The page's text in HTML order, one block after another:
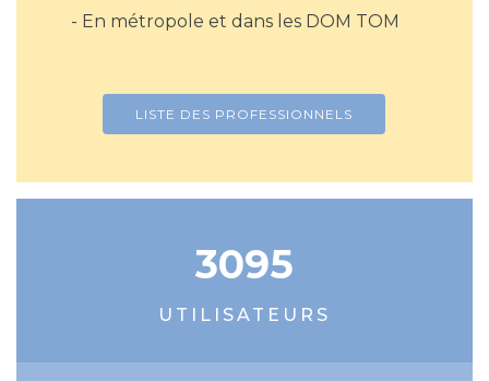
- En métropole et dans les DOM TOM
LISTE DES PROFESSIONNELS
3095
UTILISATEURS